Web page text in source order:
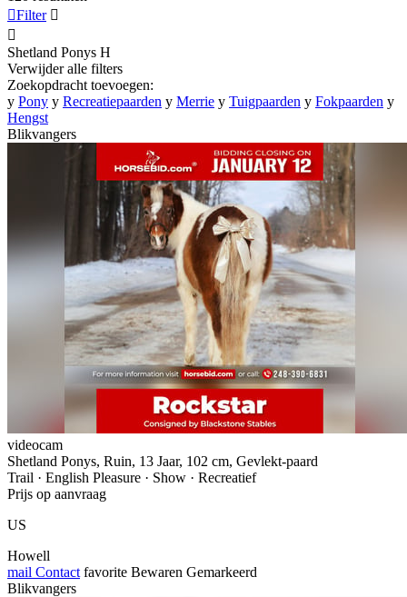
Filter 

Shetland Ponys H
Verwijder alle filters
Zoekopdracht toevoegen:
y Pony y Recreatiepaarden y Merrie y Tuigpaarden y Fokpaarden y
Hengst
Blikvangers
videocam
Shetland Ponys, Ruin, 13 Jaar, 102 cm, Gevlekt-paard
Trail · English Pleasure · Show · Recreatief
Prijs op aanvraag
US
Howell
mail Contact favorite Bewaren Gemarkeerd
Blikvangers